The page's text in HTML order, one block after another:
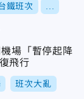
鐵班次
場「暫停起降
飛行
班次大亂